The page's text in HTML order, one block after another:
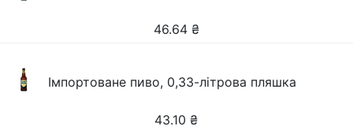
46.64 ₴
Імпортоване пиво, 0,33-літрова пляшка
43.10 ₴